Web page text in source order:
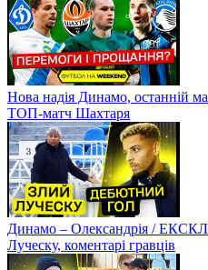
Нова надія Динамо, останній
ТОП-матч Шахтаря
Динамо – Олександрія /
Луческу, коментарі гравців